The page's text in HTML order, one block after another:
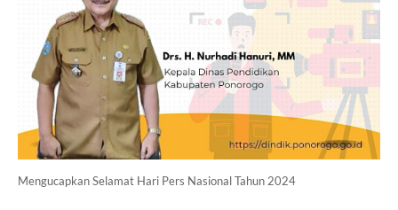
Mengucapkan Selamat Hari Pers Nasional Tahun 2024